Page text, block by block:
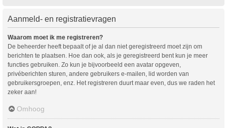
Aanmeld- en registratievragen
Waarom moet ik me registreren?
De beheerder heeft bepaalt of je al dan niet geregistreerd moet zijn om
berichten te plaatsen. Hoe dan ook, als je geregistreerd bent kun je meer
functies gebruiken. Zo kun je bijvoorbeeld een avatar opgeven,
privéberichten sturen, andere gebruikers e-mailen, lid worden van
gebruikersgroepen, enz. Het registreren duurt maar even, dus we raden het
zeker aan!
Omhoog